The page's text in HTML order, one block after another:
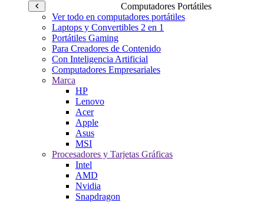
Computadores Portátiles
Ver todo en computadores portátiles
Laptops y Convertibles 2 en 1
Portátiles Gaming
Para Creadores de Contenido
Con Inteligencia Artificial
Computadores Empresariales
Marca
HP
Lenovo
Acer
Apple
Asus
MSI
Procesadores y Tarjetas Gráficas
Intel
AMD
Nvidia
Snapdragon